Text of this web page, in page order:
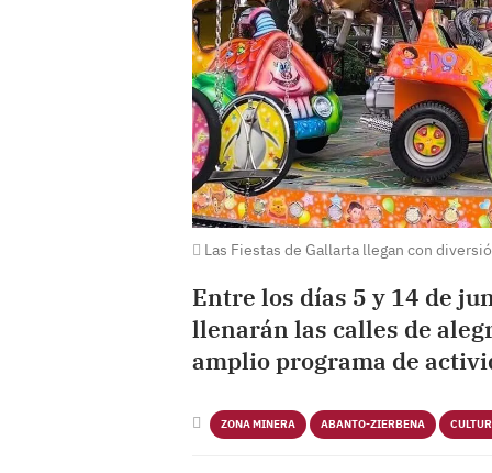
Las Fiestas de Gallarta llegan con
Entre los días 5 y 14 de
llenarán las calles de
amplio programa de
ZONA MINERA ABANTO-ZIERBENA